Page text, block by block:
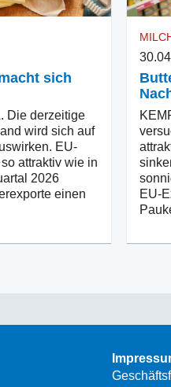
sich
Die derzeitige
wird sich auf
EU-
attraktiv wie in
2026
einen
EU-